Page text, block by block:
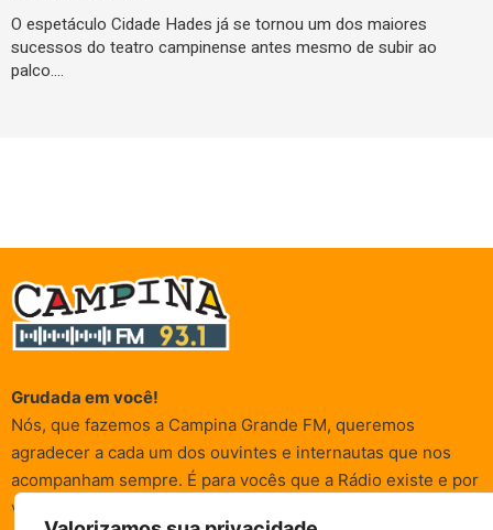
O espetáculo Cidade Hades já se tornou um dos maiores
sucessos do teatro campinense antes mesmo de subir ao
palco.…
Grudada em você!
Nós, que fazemos a Campina Grande FM, queremos
agradecer a cada um dos ouvintes e internautas que nos
acompanham sempre. É para vocês que a Rádio existe e por
vocês que as informações (informativas, de entretenimento,